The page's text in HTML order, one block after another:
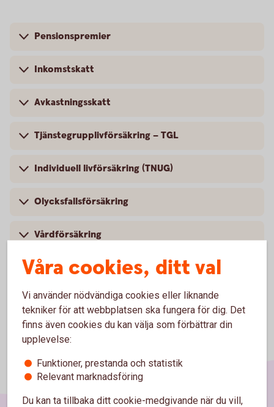
Pensionspremier
Inkomstskatt
Avkastningsskatt
Tjänstegrupplivförsäkring – TGL
Individuell livförsäkring (TNUG)
Olycksfallsförsäkring
Vårdförsäkring
Våra cookies, ditt val
Vi använder nödvändiga cookies eller liknande
tekniker för att webbplatsen ska fungera för dig. Det
finns även cookies du kan välja som förbättrar din
upplevelse:
Funktioner, prestanda och statistik
Relevant marknadsföring
Du kan ta tillbaka ditt cookie-medgivande när du vill,